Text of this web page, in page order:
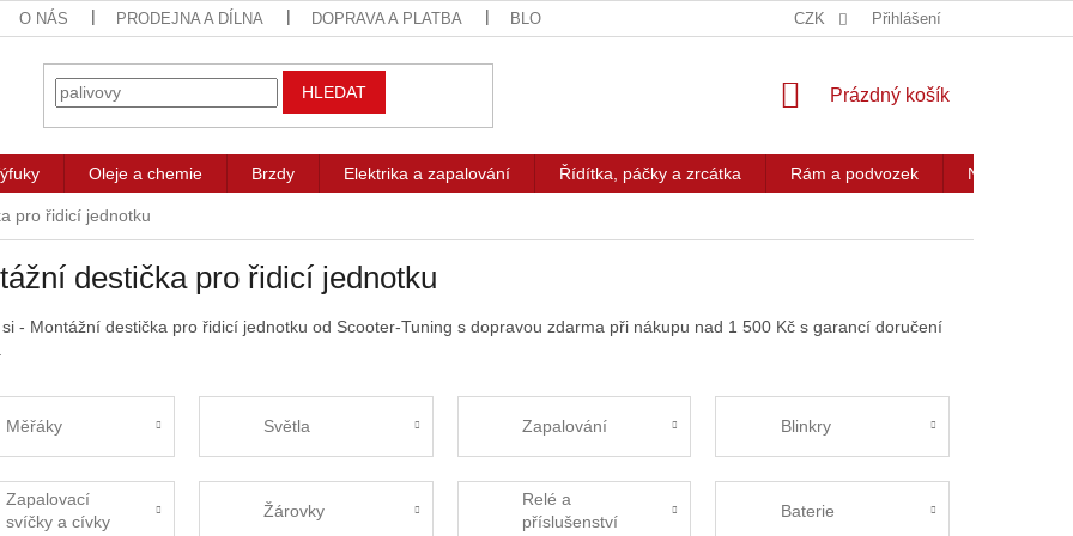
O NÁS PRODEJNA A DÍLNA DOPRAVA A PLATBA BLOG CZK Přihlášení
HLEDAT
NÁKUPNÍ
Prázdný košík
Oleje a chemie Brzdy Elektrika a zapalování Řídítka, páčky a zrcátka Rám a podvozek Nářadí a
pro řidicí jednotku
destička pro řidicí jednotku
- Montážní destička pro řidicí jednotku od Scooter-Tuning s dopravou zdarma při nákupu nad 1 500 Kč s garancí doručení
Měřáky Světla Zapalování Blinkry
Zapalovací
svíčky a cívky
Žárovky
Relé a
příslušenství
Baterie